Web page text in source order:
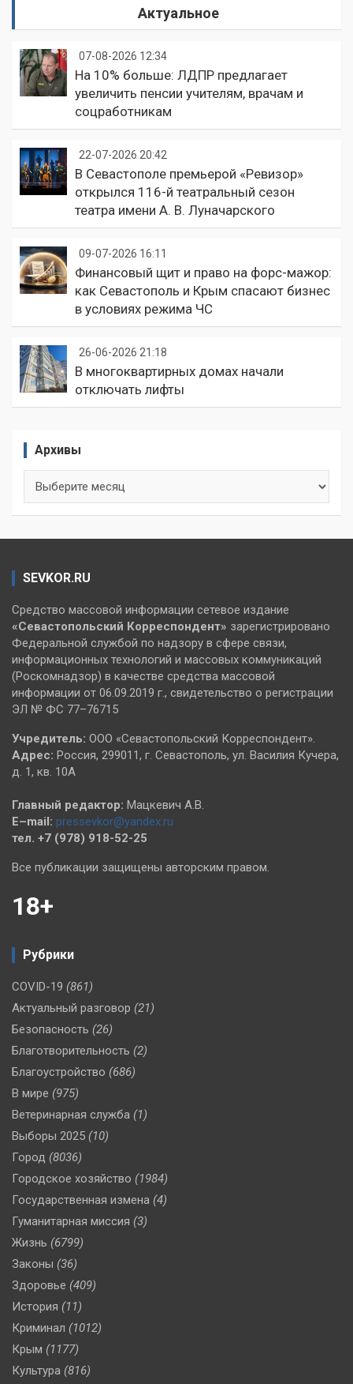
Актуальное
07-08-2026 12:34
На 10% больше: ЛДПР предлагает
увеличить пенсии учителям, врачам и
соцработникам
22-07-2026 20:42
В Севастополе премьерой «Ревизор»
открылся 116-й театральный сезон
театра имени А. В. Луначарского
09-07-2026 16:11
Финансовый щит и право на форс-мажор:
как Севастополь и Крым спасают бизнес
в условиях режима ЧС
26-06-2026 21:18
В многоквартирных домах начали
отключать лифты
Архивы
SEVKOR.RU
Средство массовой информации сетевое издание
«Севастопольский Корреспондент» зарегистрировано
Федеральной службой по надзору в сфере связи,
информационных технологий и массовых коммуникаций
(Роскомнадзор) в качестве средства массовой
информации от 06.09.2019 г., свидетельство о регистрации
ЭЛ № ФС 77–76715
Учредитель: ООО «Севастопольский Корреспондент».
Адрес: Россия, 299011, г. Севастополь, ул. Василия Кучера,
д. 1, кв. 10А
Главный редактор: Мацкевич А.В.
E–mail: pressevkor@yandex.ru
тел. +7 (978) 918-52-25
Все публикации защищены авторским правом.
18+
Рубрики
COVID-19 (861)
Актуальный разговор (21)
Безопасность (26)
Благотворительность (2)
Благоустройство (686)
В мире (975)
Ветеринарная служба (1)
Выборы 2025 (10)
Город (8036)
Городское хозяйство (1984)
Государственная измена (4)
Гуманитарная миссия (3)
Жизнь (6799)
Законы (36)
Здоровье (409)
История (11)
Криминал (1012)
Крым (1177)
Культура (816)